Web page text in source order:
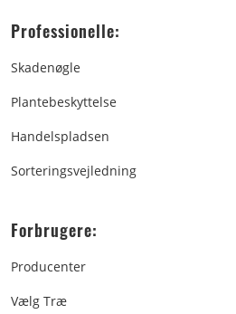
Professionelle:
Skadenøgle
Plantebeskyttelse
Handelspladsen
Sorteringsvejledning
Forbrugere:
Producenter
Vælg Træ